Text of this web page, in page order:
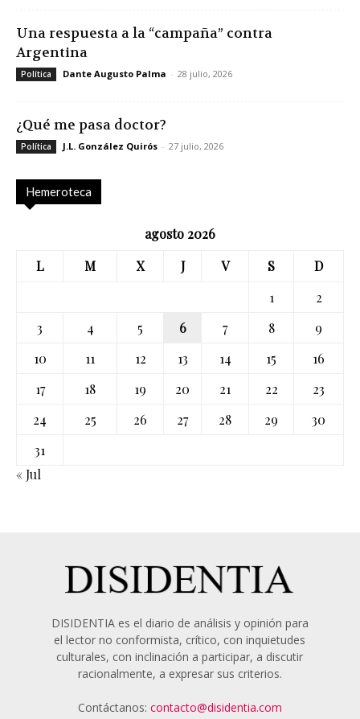
Una respuesta a la “campaña” contra
Argentina
Política Dante Augusto Palma - 28 julio, 2026
¿Qué me pasa doctor?
Política J.L. González Quirós - 27 julio, 2026
Hemeroteca
agosto 2026
L
M X J V S
D
1
2
3
4 5 6 7 8
9
10
11 12 13 14 15
16
17
18 19 20 21 22
23
24
25 26 27 28 29
30
31
« Jul
DISIDENTIA es el diario de análisis y opinión para
el lector no conformista, crítico, con inquietudes
culturales, con inclinación a participar, a discutir
racionalmente, a expresar sus criterios.
Contáctanos: contacto@disidentia.com